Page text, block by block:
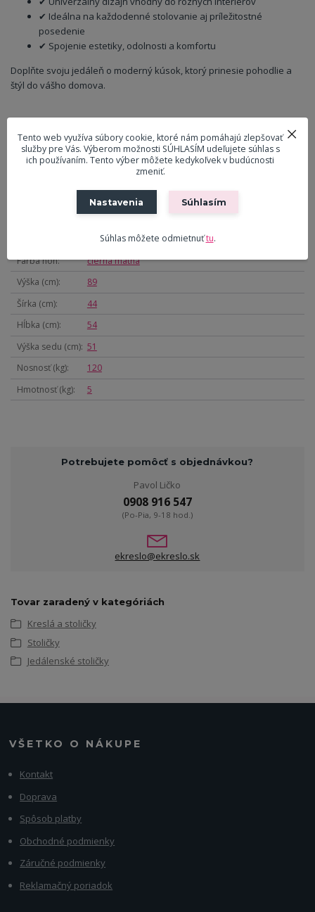
✔ Ideálna na každodenné stolovanie aj príležitostné
posedenie
✔ Spojenie estetiky, odolnosti a komfortu
Doplňte svoju jedáleň o moderný kúsok, ktorý prinesie pohodlie a
štýl do vášho domova.
Parametre
Materiál
Zamatová látka
100% polyester
Kov
Farba nôh
čierna matná
Výška (cm)
89
Šírka (cm)
44
Hĺbka (cm)
54
Výška sedu (cm) 51
Nosnosť (kg)
120
Hmotnosť (kg)
5
Potrebujete pomôcť s objednávkou?
Pavol Ličko
0908 916 547
(Po-Pia, 9-18 hod.)
ekreslo@ekreslo.sk
Tovar zaradený v kategóriách
Kreslá a stoličky
Stoličky
Jedálenské stoličky
VŠETKO O NÁKUPE
Kontakt
Doprava
Spôsob platby
Obchodné podmienky
Záručné podmienky
Reklamačný poriadok
Tento web využíva súbory cookie, ktoré nám pomáhajú zlepšovať
služby pre Vás. Výberom možnosti SÚHLASÍM udeľujete súhlas s
ich používaním. Tento výber môžete kedykoľvek v budúcnosti
zmeniť.
Nastavenia Súhlasím
Súhlas môžete odmietnuťtu.